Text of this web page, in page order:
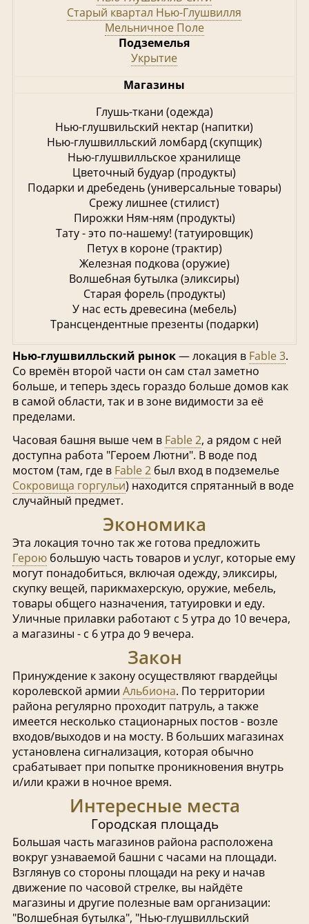
Старый квартал Нью-Глушвилля
Мельничное Поле
Подземелья
Укрытие
Магазины
Глушь-ткани (одежда)
Нью-глушвильский нектар (напитки)
Нью-глушвилльский ломбард (скупщик)
Нью-глушвилльское хранилище
Цветочный будуар (продукты)
Подарки и дребедень (универсальные товары)
Срежу лишнее (стилист)
Пирожки Ням-ням (продукты)
Тату - это по-нашему! (татуировщик)
Петух в короне (трактир)
Железная подкова (оружие)
Волшебная бутылка (эликсиры)
Старая форель (продукты)
У нас есть древесина (мебель)
Трансцендентные презенты (подарки)
Нью-глушвилльский рынок— локация в Fable 3.
Со времён второй части он сам стал заметно
больше, и теперь здесь гораздо больше домов как
в самой области, так и в зоне видимости за её
пределами.
Часовая башня выше чем в Fable 2, а рядом с ней
доступна работа "Героем Лютни". В воде под
мостом (там, где в Fable 2был вход в подземелье
Сокровища горгульи) находится спрятанный в воде
случайный предмет.
Экономика
Эта локация точно так же готова предложить
Героюбольшую часть товаров и услуг, которые ему
могут понадобиться, включая одежду, эликсиры,
скупку вещей, парикмахерскую, оружие, мебель,
товары общего назначения, татуировки и еду.
Уличные прилавки работают с 5 утра до 10 вечера,
а магазины - с 6 утра до 9 вечера.
Закон
Принуждение к закону осуществляют гвардейцы
королевской армии Альбиона. По территории
района регулярно проходит патруль, а также
имеется несколько стационарных постов - возле
входов/выходов и на мосту. В больших магазинах
установлена сигнализация, которая обычно
срабатывает при попытке проникновения внутрь
и/или кражи в ночное время.
Интересные места
Городская площадь
Большая часть магазинов района расположена
вокруг узнаваемой башни с часами на площади.
Взглянув со стороны площади на реку и начав
движение по часовой стрелке, вы найдёте
магазины и другие полезные вам организации:
"Волшебная бутылка", "Нью-глушвилльский